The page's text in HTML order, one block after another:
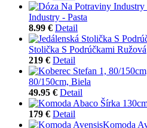
Industry - Pasta
8.99 € Detail
Stolička S Podrúčkami Ružová
219 € Detail
80/150cm, Biela
49.95 € Detail
179 € Detail
Komoda